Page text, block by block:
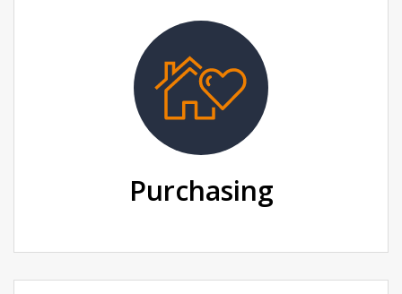
Purchasing